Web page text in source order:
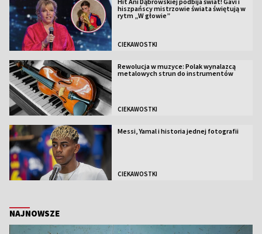
hiszpańscy mistrzowie świata świętują w
rytm „W głowie”
CIEKAWOSTKI
Rewolucja w muzyce: Polak wynalazcą
metalowych strun do instrumentów
CIEKAWOSTKI
Messi, Yamal i historia jednej fotografii
CIEKAWOSTKI
NAJNOWSZE